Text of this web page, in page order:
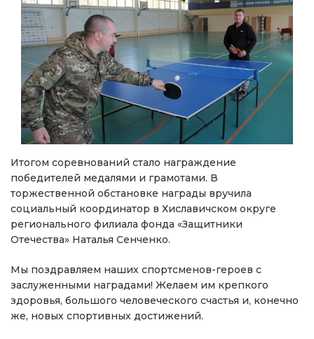
Итогом соревнований стало награждение
победителей медалями и грамотами. В
торжественной обстановке награды вручила
социальный координатор в Хиславичском округе
регионального филиала фонда «Защитники
Отечества» Наталья Сенченко.
Мы поздравляем наших спортсменов-героев с
заслуженными наградами! Желаем им крепкого
здоровья, большого человеческого счастья и, конечно
же, новых спортивных достижений.